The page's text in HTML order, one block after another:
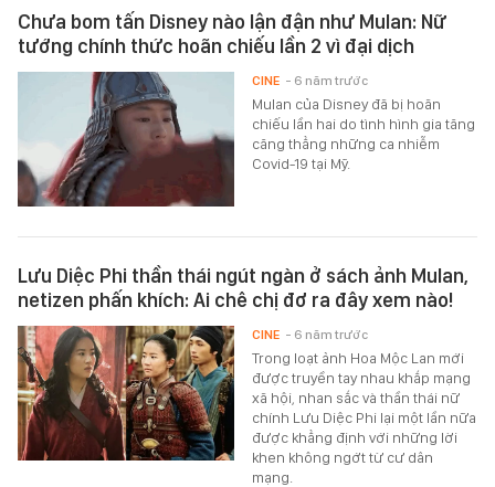
Chưa bom tấn Disney nào lận đận như Mulan: Nữ
tướng chính thức hoãn chiếu lần 2 vì đại dịch
Mulan của Disney đã bị hoãn
chiếu lần hai do tình hình gia tăng
căng thẳng những ca nhiễm
Covid-19 tại Mỹ.
CINE - 6 năm trước
Lưu Diệc Phi thần thái ngút ngàn ở sách ảnh Mulan,
netizen phấn khích: Ai chê chị đơ ra đây xem nào!
Trong loạt ảnh Hoa Mộc Lan mới
được truyền tay nhau khắp mạng
xã hội, nhan sắc và thần thái nữ
chính Lưu Diệc Phi lại một lần nữa
được khẳng định với những lời
khen không ngớt từ cư dân
mạng.
CINE - 6 năm trước